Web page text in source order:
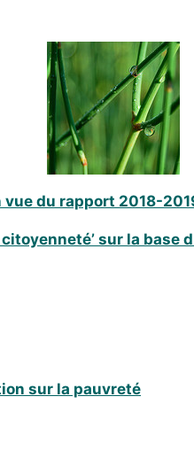
vue du rapport 2018-
sur la base
sur la pauvreté